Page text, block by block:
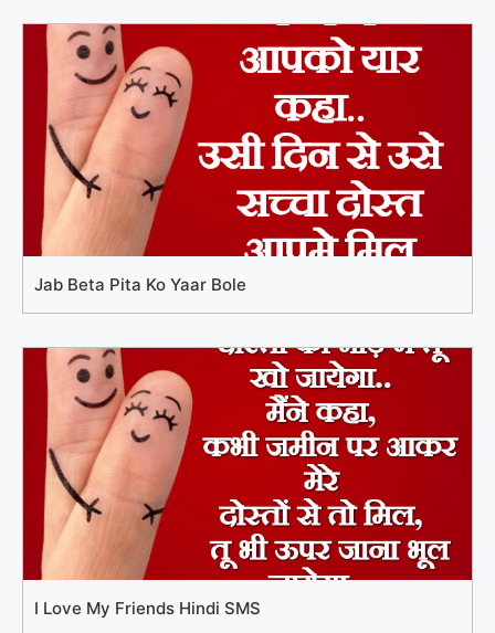
Jab Beta Pita Ko Yaar Bole
I Love My Friends Hindi SMS